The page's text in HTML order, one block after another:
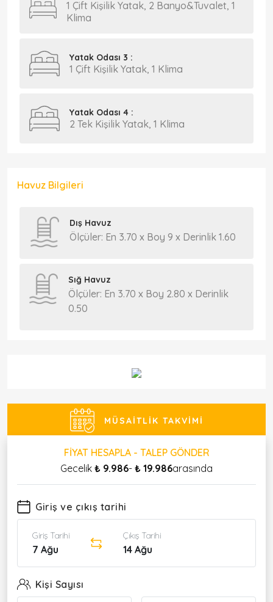
1 Çift Kişilik Yatak, 2 Banyo&Tuvalet, 1
Klima
Yatak Odası 3 :
1 Çift Kişilik Yatak, 1 Klima
Yatak Odası 4 :
2 Tek Kişilik Yatak, 1 Klima
Havuz Bilgileri
Dış Havuz
Ölçüler: En 3.70 x Boy 9 x Derinlik 1.60
Sığ Havuz
Ölçüler: En 3.70 x Boy 2.80 x Derinlik
0.50
MÜSAITLIK TAKVIMI
FIYAT HESAPLA - TALEP GÖNDER
Gecelik ₺ 9.986- ₺ 19.986arasında
Giriş ve çıkış tarihi
Giriş Tarihi
7 Ağu
Çıkış Tarihi
14 Ağu
Kişi Sayısı